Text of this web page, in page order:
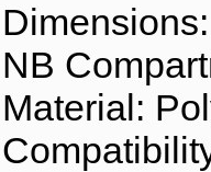
NB
Material: